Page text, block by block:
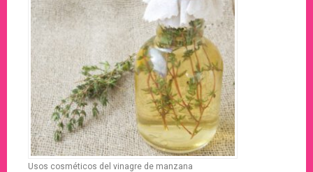
Usos cosméticos del vinagre de manzana